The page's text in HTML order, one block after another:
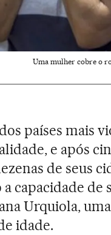
Uma mulher cobre o
países mais
e após
de seus
capacidade de
Urquiola,
idade.